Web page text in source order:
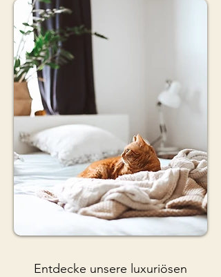
Entdecke unsere luxuriösen